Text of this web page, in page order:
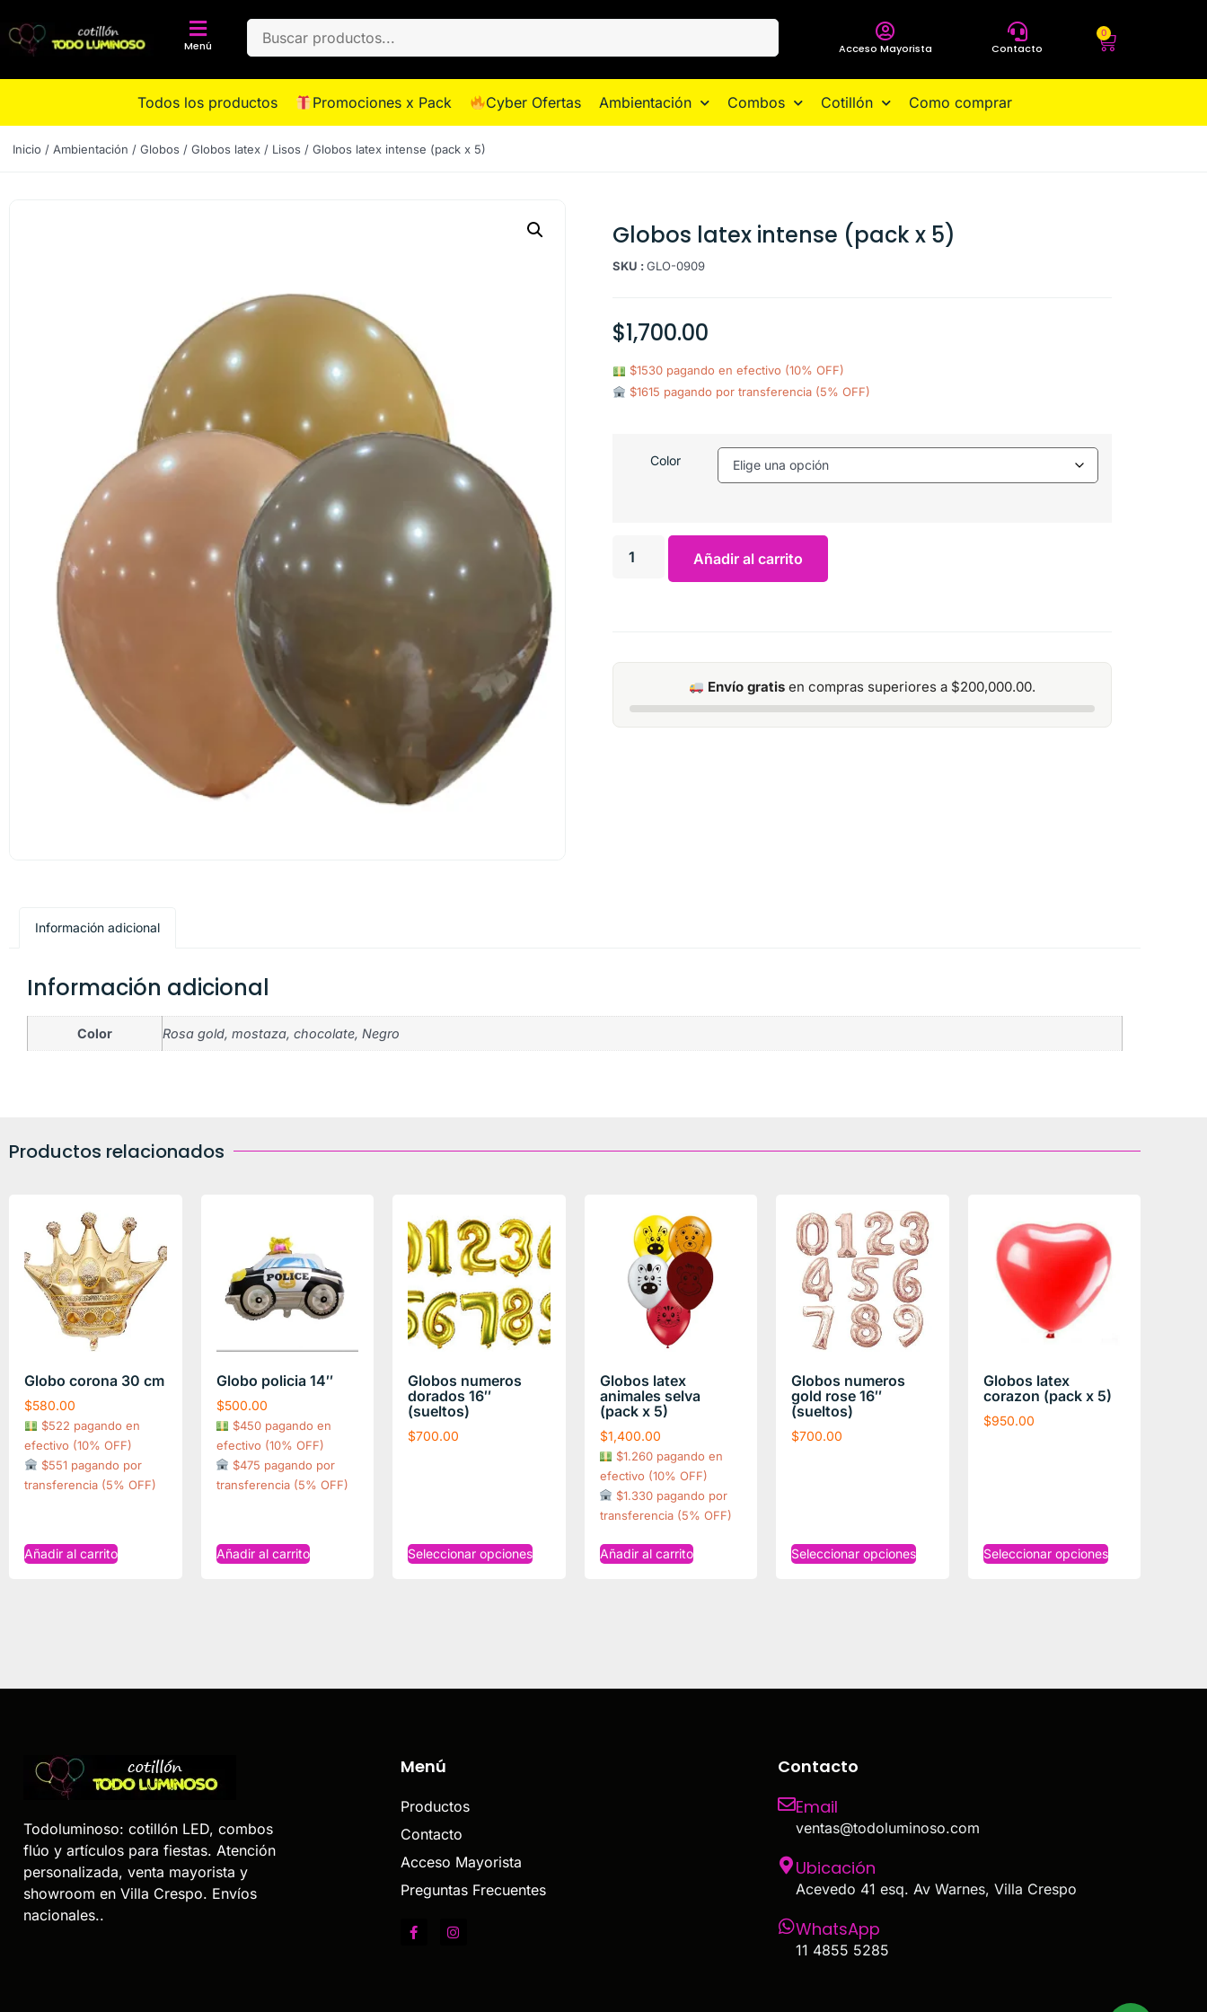
Menú Acceso Mayorista Contacto
0
Todos los productos Promociones x Pack Cyber Ofertas Ambientación Combos Cotillón Como comprar
Inicio / Ambientación / Globos / Globos latex / Lisos / Globos latex intense (pack x 5)
Globos latex intense (pack x 5)
SKU :GLO-0909
$1,700.00
$1530 pagando en efectivo (10% OFF)
$1615 pagando por transferencia (5% OFF)
Color
Añadir al carrito
Envío gratis en compras superiores a $200,000.00.
Información adicional
Información adicional
Color Rosa gold, mostaza, chocolate, Negro
Productos relacionados
Globo corona 30 cm
$580.00
$522 pagando en
efectivo (10% OFF)
$551 pagando por
transferencia (5% OFF)
Añadir al carrito
Globo policia 14″
$500.00
$450 pagando en
efectivo (10% OFF)
$475 pagando por
transferencia (5% OFF)
Añadir al carrito
Globos numeros
dorados 16″
(sueltos)
$700.00
Seleccionar opciones
Globos latex
animales selva
(pack x 5)
$1,400.00
$1.260 pagando en
efectivo (10% OFF)
$1.330 pagando por
transferencia (5% OFF)
Añadir al carrito
Globos numeros
gold rose 16″
(sueltos)
$700.00
Seleccionar opciones
Globos latex
corazon (pack x 5)
$950.00
Seleccionar opciones
Todoluminoso: cotillón LED, combos
flúo y artículos para fiestas. Atención
personalizada, venta mayorista y
showroom en Villa Crespo. Envíos
nacionales..
Menú
Productos
Contacto
Acceso Mayorista
Preguntas Frecuentes
Contacto
Email
ventas@todoluminoso.com
Ubicación
Acevedo 41 esq. Av Warnes, Villa Crespo
WhatsApp
11 4855 5285